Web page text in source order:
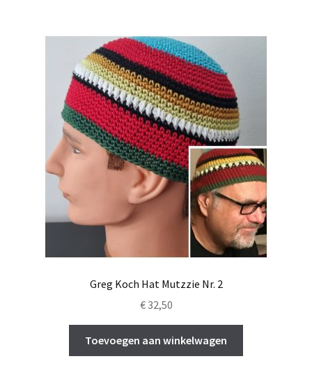
Greg Koch Hat Mutzzie Nr. 2
€32,50
Toevoegen aan winkelwagen